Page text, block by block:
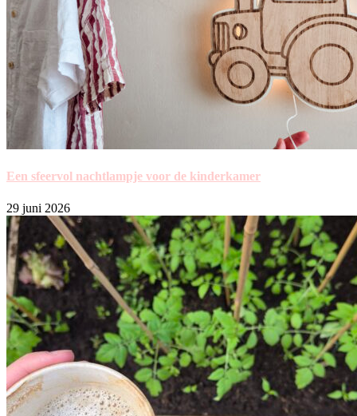
Een sfeervol nachtlampje voor de kinderkamer
29 juni 2026